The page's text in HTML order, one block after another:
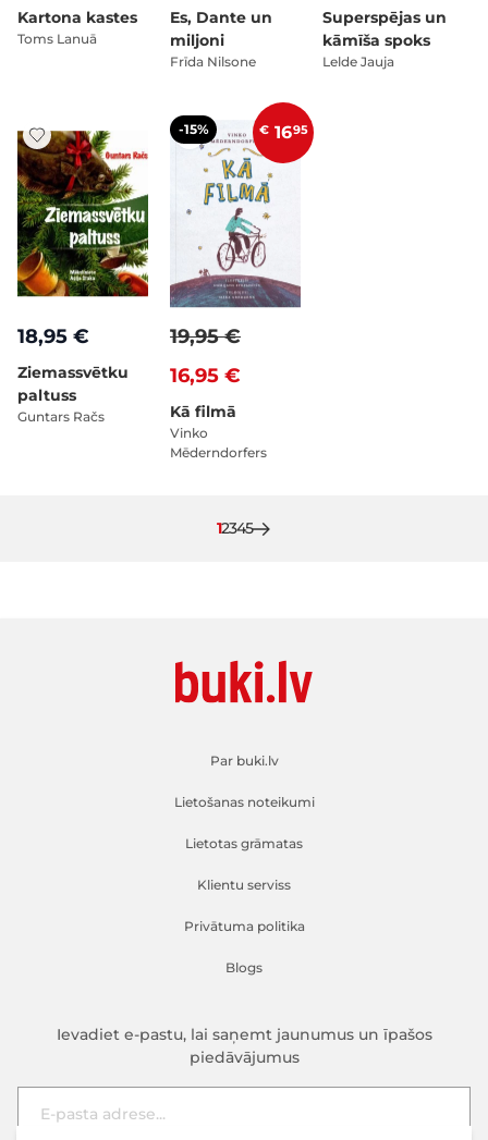
Kartona kastes
Toms Lanuā
Es, Dante un
miljoni
Frīda Nilsone
Superspējas un
kāmīša spoks
Lelde Jauja
18,95 €
Ziemassvētku
paltuss
Guntars Račs
-15% € 1695
16,95 €
19,95 €
Kā filmā
Vinko
Mēderndorfers
Pašlaik lasāt lapu
1Lapa
2Lapa
3Lapa
4Lapa
5
Par buki.lv
Lietošanas noteikumi
Lietotas grāmatas
Klientu serviss
Privātuma politika
Blogs
Ievadiet e-pastu, lai saņemt jaunumus un īpašos
piedāvājumus